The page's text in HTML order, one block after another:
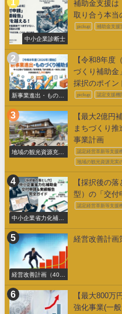
中小企業診断士
補助金支援は
取り合う本当
pickup 補助金支援
新事業進出・ものづ
くり補助金
【令和8年度
づくり補助金
採択のポイン
pickup 認定支援機
地域の観光資源充実
【最大2億円
まちづくり
事業計画
認定経営革新等支援
地域の観光資源充実
中小企業省力化補助
金交付申請
【採択後の
型）の「交付
認定経営革新等支援
経営改善計画（405
事業）
経営改善計画
【最大800万
強化事業(一